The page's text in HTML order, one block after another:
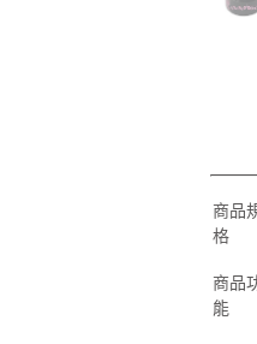
商品
格
商品
能